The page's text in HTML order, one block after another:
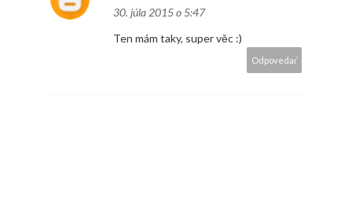
30. júla 2015 o 5:47
Ten mám taky, super věc :)
Odpovedať